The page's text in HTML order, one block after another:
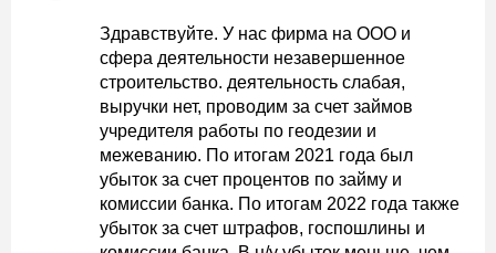
Здравствуйте. У нас фирма на ООО и
сфера деятельности незавершенное
строительство. деятельность слабая,
выручки нет, проводим за счет займов
учредителя работы по геодезии и
межеванию. По итогам 2021 года был
убыток за счет процентов по займу и
комиссии банка. По итогам 2022 года также
убыток за счет штрафов, госпошлины и